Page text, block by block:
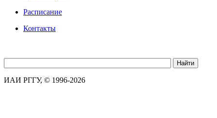
Расписание
Контакты
ИАИ РГГУ, © 1996-2026